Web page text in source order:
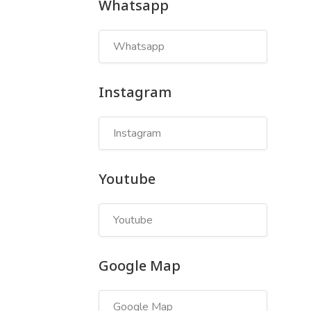
Whatsapp
Instagram
Youtube
Google Map